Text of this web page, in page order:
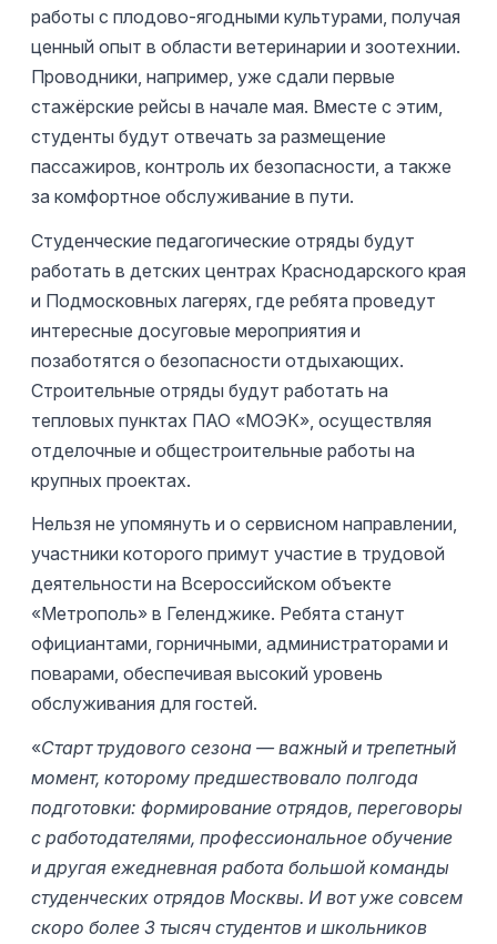
работы с плодово-ягодными культурами, получая
ценный опыт в области ветеринарии и зоотехнии.
Проводники, например, уже сдали первые
стажёрские рейсы в начале мая. Вместе с этим,
студенты будут отвечать за размещение
пассажиров, контроль их безопасности, а также
за комфортное обслуживание в пути.
Студенческие педагогические отряды будут
работать в детских центрах Краснодарского края
и Подмосковных лагерях, где ребята проведут
интересные досуговые мероприятия и
позаботятся о безопасности отдыхающих.
Строительные отряды будут работать на
тепловых пунктах ПАО «МОЭК», осуществляя
отделочные и общестроительные работы на
крупных проектах.
Нельзя не упомянуть и о сервисном направлении,
участники которого примут участие в трудовой
деятельности на Всероссийском объекте
«Метрополь» в Геленджике. Ребята станут
официантами, горничными, администраторами и
поварами, обеспечивая высокий уровень
обслуживания для гостей.
«Старт трудового сезона — важный и трепетный
момент, которому предшествовало полгода
подготовки: формирование отрядов, переговоры
с работодателями, профессиональное обучение
и другая ежедневная работа большой команды
студенческих отрядов Москвы. И вот уже совсем
скоро более 3 тысяч студентов и школьников